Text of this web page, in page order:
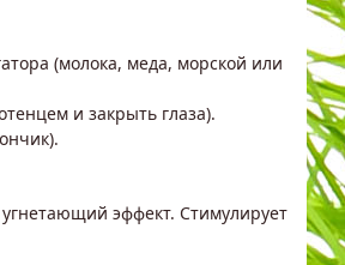
(молока, меда, морской или
и закрыть глаза).
эффект. Стимулирует